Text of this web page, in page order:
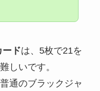
ードは、5枚で21を
しいです。
通のブラックジャ